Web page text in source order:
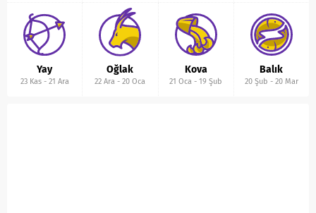
Yay
23 Kas- 21 Ara
Oğlak
22 Ara -20 Oca
Kova
21 Oca -19 Şub
Balık
20 Şub - 20 Mar